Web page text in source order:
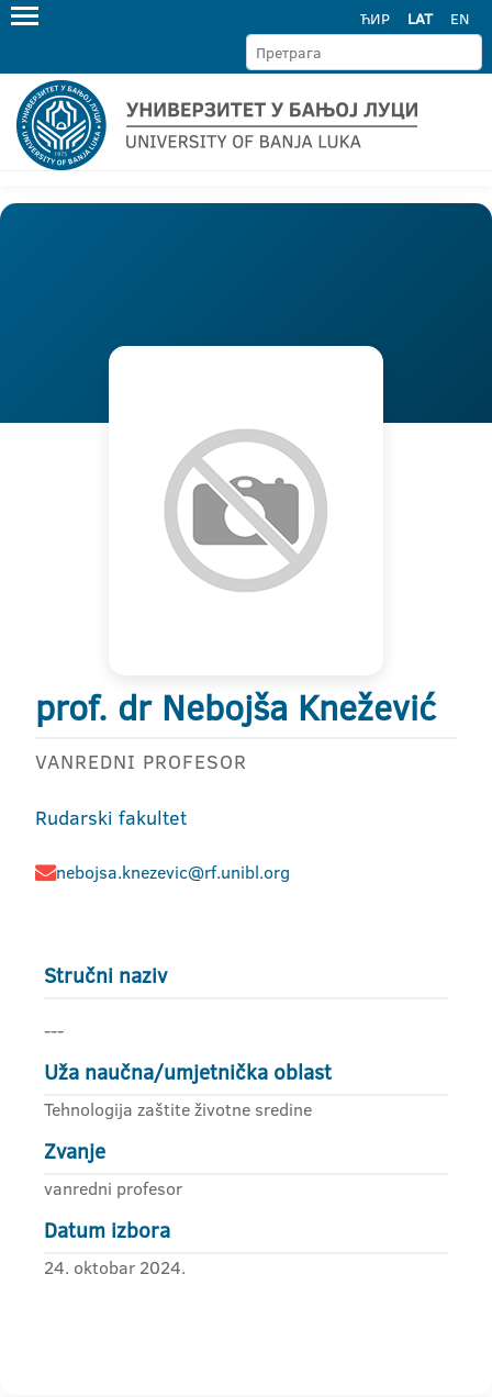
ЋИР LAT EN
prof. dr Nebojša Knežević
VANREDNI PROFESOR
Rudarski fakultet
nebojsa.knezevic@rf.unibl.org
Stručni naziv
---
Uža naučna/umjetnička oblast
Tehnologija zaštite životne sredine
Zvanje
vanredni profesor
Datum izbora
24. oktobar 2024.